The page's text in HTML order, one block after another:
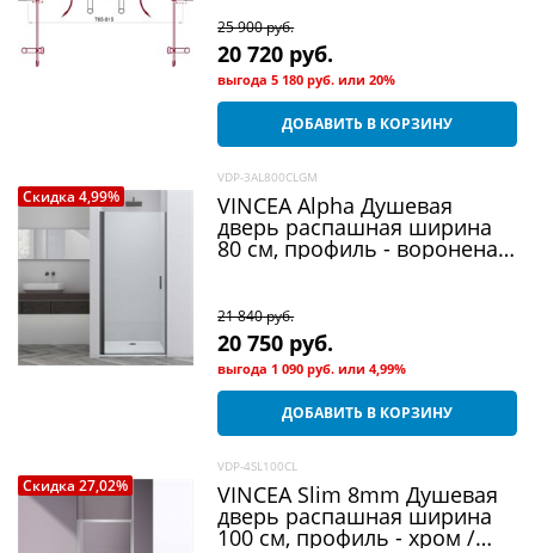
25 900 руб.
20 720 руб.
выгода5 180 руб. или20%
ДОБАВИТЬ В КОРЗИНУ
Скидка 4,99%
VDP-3AL800CLGM
VINCEA Alpha Душевая
дверь распашная ширина
80 см, профиль - вороненая
21 840 руб.
20 750 руб.
выгода 1 090 руб. или4,99%
ДОБАВИТЬ В КОРЗИНУ
Скидка 27,02%
VDP-4SL100CL
VINCEA Slim 8mm Душевая
дверь распашная ширина
100 см, профиль - хром /